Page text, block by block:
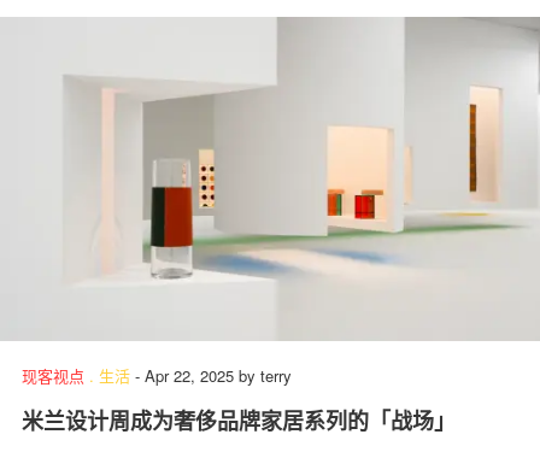
现客视点 . 生活 - Apr 22, 2025 by terry
米兰设计周成为奢侈品牌家居系列的「战场」